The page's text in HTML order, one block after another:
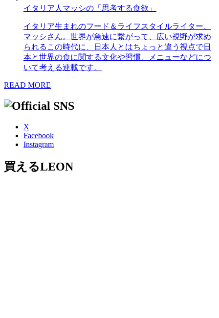
イタリア人マッシの「思考する食欲」
イタリア生まれのフード＆ライフスタイルライター、
マッシさん。世界が急速に繋がって、広い視野が求め
られるこの時代に、日本人とはちょっと違う視点で日
本と世界の食に関する文化や習慣、メニューなどにつ
いて考える連載です。
READ MORE
X
Facebook
Instagram
買えるLEON